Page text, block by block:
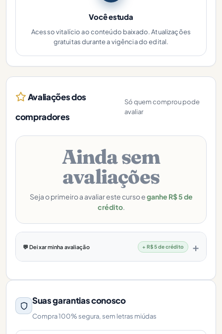
Você estuda
Acesso vitalício ao conteúdo baixado. Atualizações
gratuitas durante a vigência do edital.
Avaliações dos
compradores
Só quem comprou pode
avaliar
Ainda sem
avaliações
Seja o primeiro a avaliar este curso eganhe R$ 5 de
crédito.
💬 Deixar minha avaliação + R$ 5 de crédito
Suas garantias conosco
Compra 100% segura, sem letras miúdas